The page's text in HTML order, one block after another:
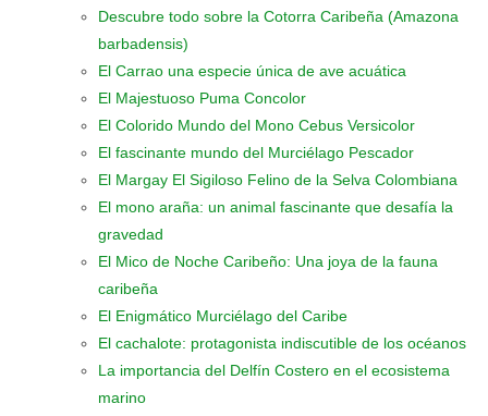
Descubre todo sobre la Cotorra Caribeña (Amazona
barbadensis)
El Carrao una especie única de ave acuática
El Majestuoso Puma Concolor
El Colorido Mundo del Mono Cebus Versicolor
El fascinante mundo del Murciélago Pescador
El Margay El Sigiloso Felino de la Selva Colombiana
El mono araña: un animal fascinante que desafía la
gravedad
El Mico de Noche Caribeño: Una joya de la fauna
caribeña
El Enigmático Murciélago del Caribe
El cachalote: protagonista indiscutible de los océanos
La importancia del Delfín Costero en el ecosistema
marino